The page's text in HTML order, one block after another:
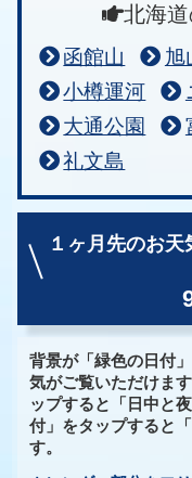
北海
函館山 旭
小樽運河
大通公園
礼文島
１ヶ月先のお天
背景が「緑色の日付
気がご覧いただけま
ップすると「日中と
付」をタップすると
す。